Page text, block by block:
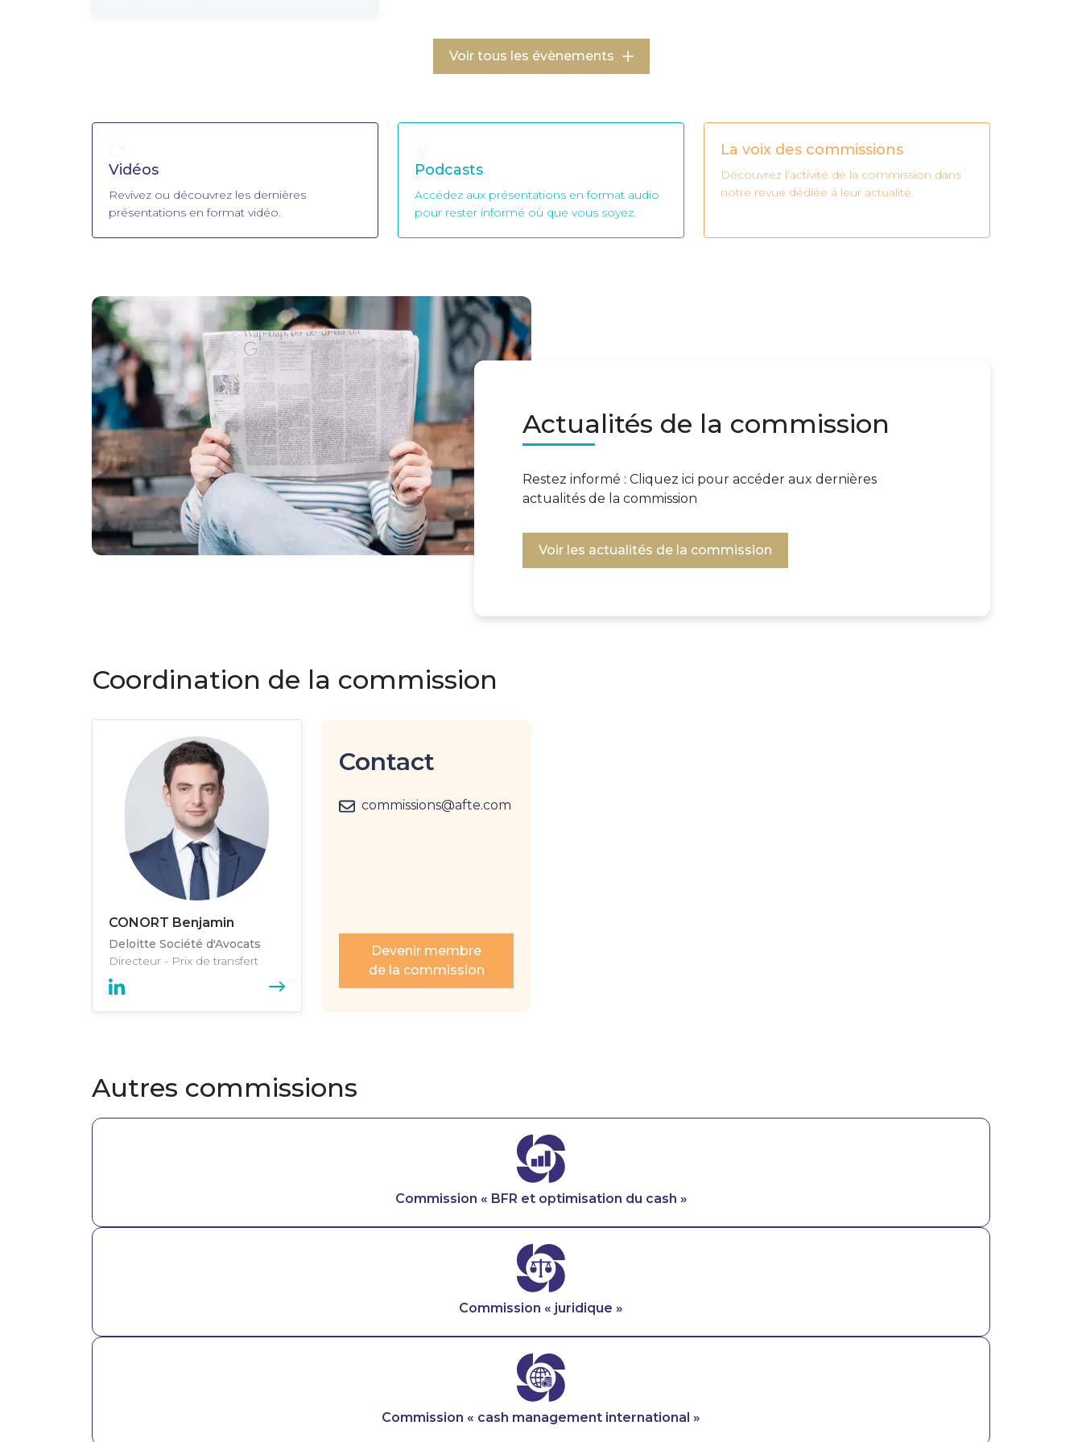
Voir tous les évènements
Vidéos
Revivez ou découvrez les dernières
présentations en format vidéo.
Podcasts
Accédez aux présentations en format audio
pour rester informé où que vous soyez.
La voix des commissions
Découvrez l’activité de la commission dans
notre revue dédiée à leur actualité.
Image
Actualités de la commission
Restez informé : Cliquez ici pour accéder aux dernières
actualités de la commission
Voir les actualités de la commission
Coordination de la commission
CONORT Benjamin
Deloitte Société d'Avocats
Directeur - Prix de transfert
Contact
commissions@afte.com
Devenir membre
de la commission
Autres commissions
Commission « BFR et optimisation du cash »
Commission « juridique »
Commission « cash management international »